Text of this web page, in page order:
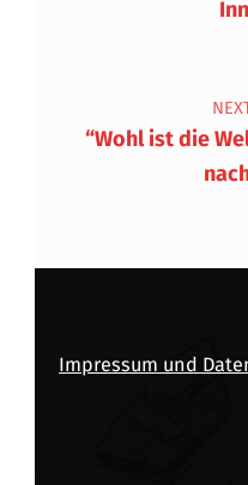
“Wohl ist die
Impressum und